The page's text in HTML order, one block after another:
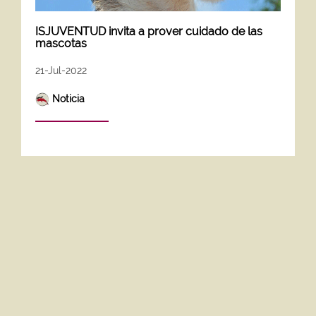
ISJUVENTUD invita a prover cuidado de las
mascotas
21-Jul-2022
Noticia